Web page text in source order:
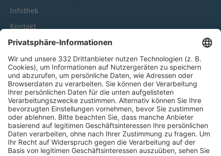
Infothek
Kontakt
HÄUFIG BESUCHTE SEITEN
Pässe und Vereinswechsel
Trainerausbildung
Schulungsangebot Vereinsmitarbeiter
BFV-Geschäftsstellen
Trainerbörse
Login SpielPlus